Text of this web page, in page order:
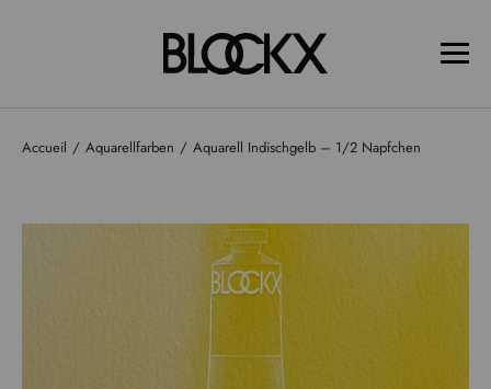
Accueil Aquarellfarben Aquarell Indischgelb – 1/2 Napfchen